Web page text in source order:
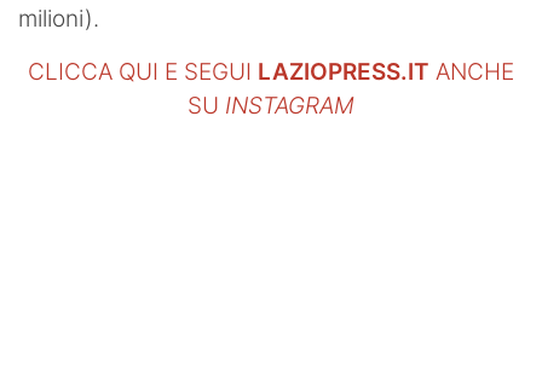
milioni).
CLICCA QUI E SEGUI LAZIOPRESS.IT ANCHE
SU INSTAGRAM